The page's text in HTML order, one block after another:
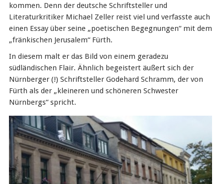
kommen. Denn der deutsche Schriftsteller und
Literaturkritiker Michael Zeller reist viel und verfasste auch
einen Essay über seine „poetischen Begegnungen“ mit dem
„fränkischen Jerusalem“ Fürth.
In diesem malt er das Bild von einem geradezu
südländischen Flair. Ähnlich begeistert äußert sich der
Nürnberger (!) Schriftsteller Godehard Schramm, der von
Fürth als der „kleineren und schöneren Schwester
Nürnbergs“ spricht.